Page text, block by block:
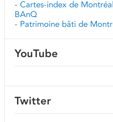
- Cartes-index de
BAnQ
- Patrimoine bâti de
YouTube
Twitter